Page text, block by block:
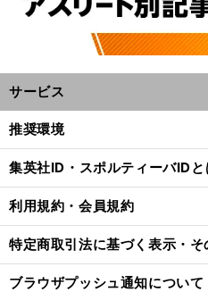
サービス
推奨環境
集英社ID・スポルティーバIDと
利用規約・会員規約
特定商取引法に基づく表示・そ
ブラウザプッシュ通知について